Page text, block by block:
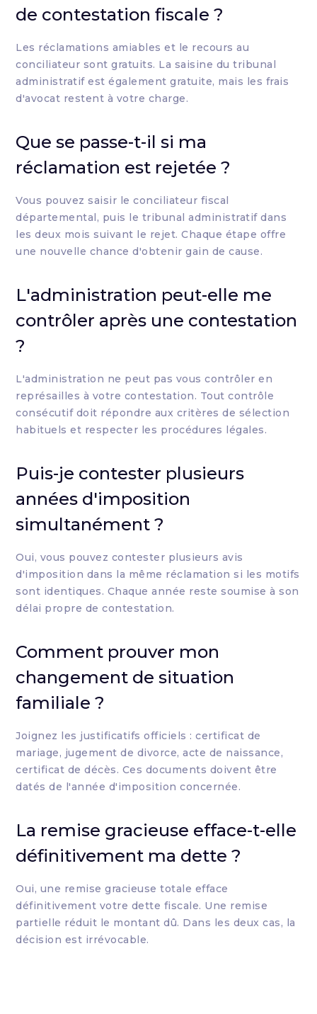
de contestation fiscale ?
Les réclamations amiables et le recours au
conciliateur sont gratuits. La saisine du tribunal
administratif est également gratuite, mais les frais
d'avocat restent à votre charge.
Que se passe-t-il si ma
réclamation est rejetée ?
Vous pouvez saisir le conciliateur fiscal
départemental, puis le tribunal administratif dans
les deux mois suivant le rejet. Chaque étape offre
une nouvelle chance d'obtenir gain de cause.
L'administration peut-elle me
contrôler après une contestation
?
L'administration ne peut pas vous contrôler en
représailles à votre contestation. Tout contrôle
consécutif doit répondre aux critères de sélection
habituels et respecter les procédures légales.
Puis-je contester plusieurs
années d'imposition
simultanément ?
Oui, vous pouvez contester plusieurs avis
d'imposition dans la même réclamation si les motifs
sont identiques. Chaque année reste soumise à son
délai propre de contestation.
Comment prouver mon
changement de situation
familiale ?
Joignez les justificatifs officiels : certificat de
mariage, jugement de divorce, acte de naissance,
certificat de décès. Ces documents doivent être
datés de l'année d'imposition concernée.
La remise gracieuse efface-t-elle
définitivement ma dette ?
Oui, une remise gracieuse totale efface
définitivement votre dette fiscale. Une remise
partielle réduit le montant dû. Dans les deux cas, la
décision est irrévocable.